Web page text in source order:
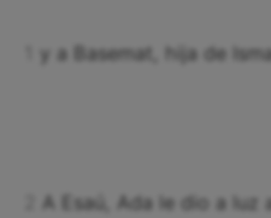
y a Basemat, hija de
A Esaú, Ada le dio a luz